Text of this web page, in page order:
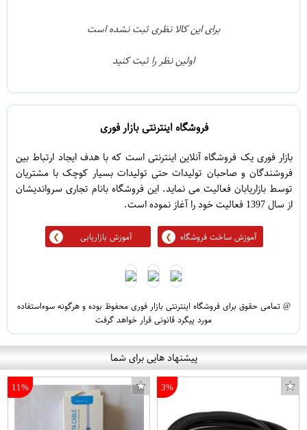
0
برای این کالا نظری ثبت نشده است
اولین نظر را ثبت کنید
فروشگاه اینترنتی بازار فوری
بازار فوری یک فروشگاه آنلاین اینترنتی است که با هدف ایجاد ارتباط بین
فروشندگان و صاحبان تولیدات حتی تولیدات بسیار کوچک با مشتریان
توسط بازاریابان فعالیت می نماید. این فروشگاه بانام تجاری سرواندیشان
از سال 1397 فعالیت خود را آغاز نموده است.
آموزش ساخت فروشگاه آموزش بازاریابی
@ تمامی حقوق برای فروشگاه اینترنتی بازار فوری محفوظ بوده و هرگونه سوءاستفاده
مورد پیگرد قانونی قرار خواهد گرفت
پیشنهاد هایی برای شما
3%
11%